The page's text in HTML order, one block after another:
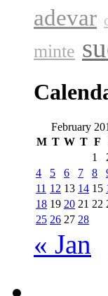
adevar
minte
February
M T W T F
1
4
5 6 7 8
11 12 13 14 15
18 19 20 21 22
25 26 27 28
« Jan